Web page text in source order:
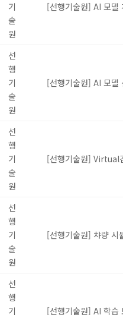
기
술
원
[선행기술원] AI 모델
선
행
기
술
원
[선행기술원] AI 모델
선
행
기
술
원
[선행기술원] Virtual
선
행
기
술
원
[선행기술원] 챠량 시
선
행
기
[선행기술원] AI 학습